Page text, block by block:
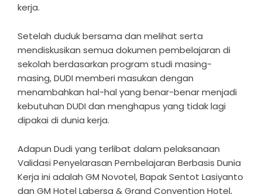
kerja.
Setelah duduk bersama dan melihat serta
mendiskusikan semua dokumen pembelajaran di
sekolah berdasarkan program studi masing-
masing, DUDI memberi masukan dengan
menambahkan hal-hal yang benar-benar menjadi
kebutuhan DUDI dan menghapus yang tidak lagi
dipakai di dunia kerja.
Adapun Dudi yang terlibat dalam pelaksanaan
Validasi Penyelarasan Pembelajaran Berbasis Dunia
Kerja ini adalah GM Novotel, Bapak Sentot Lasiyanto
dan GM Hotel Labersa & Grand Convention Hotel,